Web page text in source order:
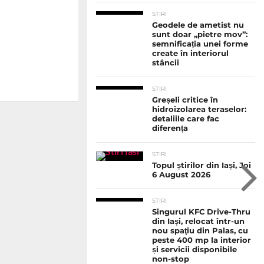
STIRI
Geodele de ametist nu
sunt doar „pietre mov”:
semnificația unei forme
create în interiorul
stâncii
STIRI
Greșeli critice în
hidroizolarea teraselor:
detaliile care fac
diferența
STIRI
Topul știrilor din Iași, Joi
6 August 2026
STIRI
Singurul KFC Drive-Thru
din Iași, relocat într-un
nou spaţiu din Palas, cu
peste 400 mp la interior
și servicii disponibile
non-stop